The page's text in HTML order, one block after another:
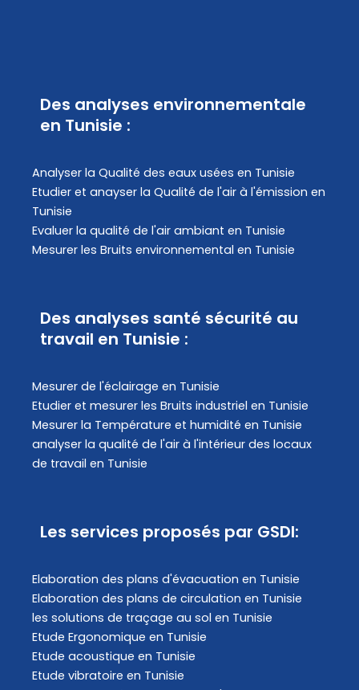
Des analyses environnementale
en Tunisie :
Analyser la Qualité des eaux usées en Tunisie
Etudier et anayser la Qualité de l'air à l'émission en
Tunisie
Evaluer la qualité de l'air ambiant en Tunisie
Mesurer les Bruits environnemental en Tunisie
Des analyses santé sécurité au
travail en Tunisie :
Mesurer de l'éclairage en Tunisie
Etudier et mesurer les Bruits industriel en Tunisie
Mesurer la Température et humidité en Tunisie
analyser la qualité de l'air à l'intérieur des locaux
de travail en Tunisie
Les services proposés par GSDI:
Elaboration des plans d'évacuation​ en Tunisie
Elaboration des plans de circulation en Tunisie
les solutions de traçage au sol en Tunisie
Etude Ergonomique en Tunisie
Etude acoustique en Tunisie
Etude vibratoire en Tunisie